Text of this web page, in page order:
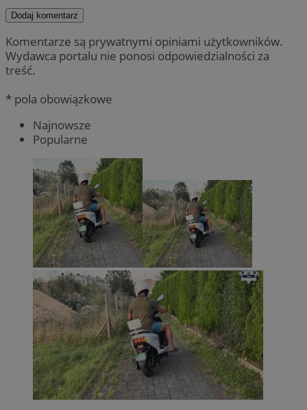
Dodaj komentarz
Komentarze są prywatnymi opiniami użytkowników.
Wydawca portalu nie ponosi odpowiedzialności za
treść.
* pola obowiązkowe
Najnowsze
Popularne